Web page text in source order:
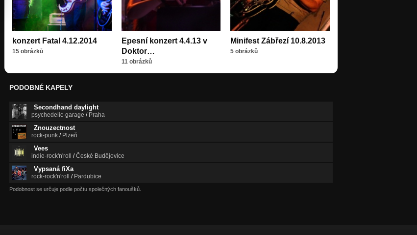
konzert Fatal 4.12.2014
15 obrázků
Epesní konzert 4.4.13 v
Doktor…
11 obrázků
Minifest Zábřezí 10.8.2013
5 obrázků
PODOBNÉ KAPELY
Secondhand daylight
psychedelic-garage / Praha
Znouzectnost
rock-punk / Plzeň
Vees
indie-rock'n'roll /České Budějovice
Vypsaná fiXa
rock-rock'n'roll / Pardubice
Podobnost se určuje podle počtu společných fanoušků.